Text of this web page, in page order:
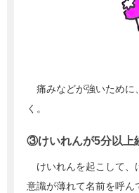
痛みなどが強いために
く。
③けいれんが5分以上
けいれんを起こして、
意識が薄れて名前を呼